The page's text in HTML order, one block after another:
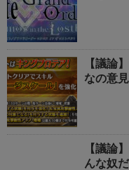
【議論
なの意
【議論
んな奴